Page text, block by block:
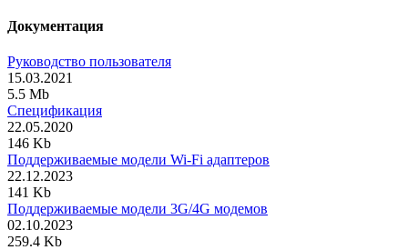
Документация
Руководство пользователя
15.03.2021
5.5 Mb
Спецификация
22.05.2020
146 Kb
Поддерживаемые модели Wi-Fi адаптеров
22.12.2023
141 Kb
Поддерживаемые модели 3G/4G модемов
02.10.2023
259.4 Kb